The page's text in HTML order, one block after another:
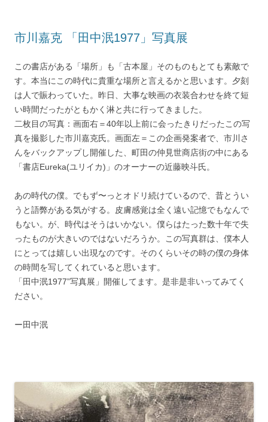
市川嘉克 「田中泯1977」写真展
この書店がある「場所」も「古本屋」そのものもとても素敵で
す。本当にこの時代に貴重な場所と言えるかと思います。夕刻
は人で賑わっていた。昨日、大事な映画の衣装合わせを終て短
い時間だったがともかく淋と共に行ってきました。
二枚目の写真：画面右＝40年以上前に会ったきりだったこの写
真を撮影した市川嘉克氏。画面左＝この企画発案者で、市川さ
んをバックアップし開催した、町田の仲見世商店街の中にある
「書店Eureka(ユリイカ)」のオーナーの近藤映斗氏。
あの時代の僕。でもず〜っとオドリ続けているので、昔とうい
うと語弊がある気がする。皮膚感覚は全く遠い記憶でもなんで
もない。が、時代はそうはいかない。僕らはたった数十年で失
ったものが大きいのではないだろうか。この写真群は、僕本人
にとっては嬉しい出現なのです。そのくらいその時の僕の身体
の時間を写してくれていると思います。
「田中泯1977”写真展」開催してます。是非是非いってみてく
ださい。
ー田中泯